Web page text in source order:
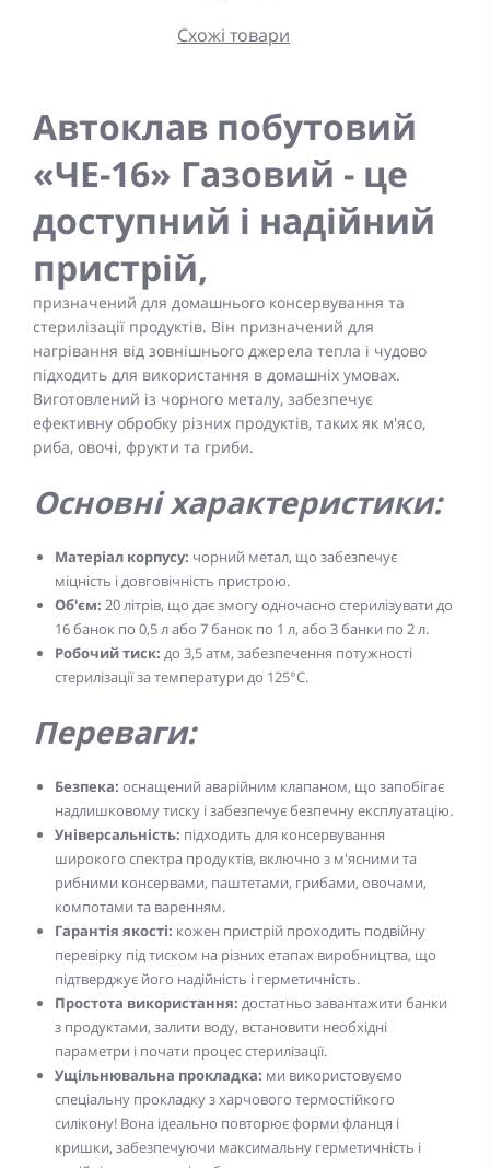
Схожі товари
Автоклав побутовий
«ЧЕ-16» Газовий - це
доступний і надійний
пристрій,
призначений для домашнього консервування та
стерилізації продуктів. Він призначений для
нагрівання від зовнішнього джерела тепла і чудово
підходить для використання в домашніх умовах.
Виготовлений із чорного металу, забезпечує
ефективну обробку різних продуктів, таких як м'ясо,
риба, овочі, фрукти та гриби.
Основні характеристики:
Матеріал корпусу: чорний метал, що забезпечує
міцність і довговічність пристрою.
Об'єм: 20 літрів, що дає змогу одночасно стерилізувати до
16 банок по 0,5 л або 7 банок по 1 л, або 3 банки по 2 л.
Робочий тиск: до 3,5 атм, забезпечення потужності
стерилізації за температури до 125°С.
Переваги:
Безпека: оснащений аварійним клапаном, що запобігає
надлишковому тиску і забезпечує безпечну експлуатацію.
Універсальність: підходить для консервування
широкого спектра продуктів, включно з м'ясними та
рибними консервами, паштетами, грибами, овочами,
компотами та варенням.
Гарантія якості: кожен пристрій проходить подвійну
перевірку під тиском на різних етапах виробництва, що
підтверджує його надійність і герметичність.
Простота використання: достатньо завантажити банки
з продуктами, залити воду, встановити необхідні
параметри і почати процес стерилізації.
Ущільнювальна прокладка: ми використовуємо
спеціальну прокладку з харчового термостійкого
силікону! Вона ідеально повторює форми фланця і
кришки, забезпечуючи максимальну герметичність і